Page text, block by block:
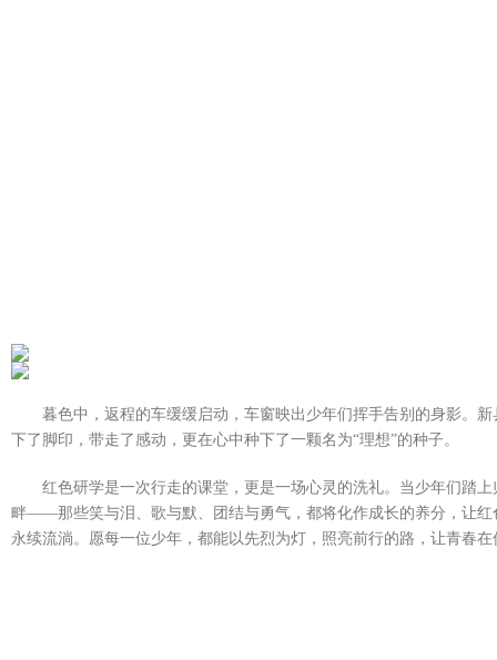
暮色中，返程的车缓缓启动，车窗映出少年们挥手告别的身影。新
下了脚印，带走了感动，更在心中种下了一颗名为“理想”的种子。
红色研学是一次行走的课堂，更是一场心灵的洗礼。当少年们踏上
畔——那些笑与泪、歌与默、团结与勇气，都将化作成长的养分，让红
永续流淌。愿每一位少年，都能以先烈为灯，照亮前行的路，让青春